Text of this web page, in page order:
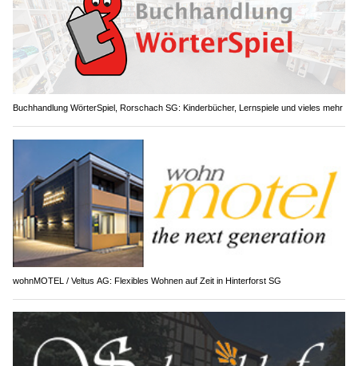
Buchhandlung WörterSpiel, Rorschach SG: Kinderbücher, Lernspiele und vieles mehr
wohnMOTEL / Veltus AG: Flexibles Wohnen auf Zeit in Hinterforst SG